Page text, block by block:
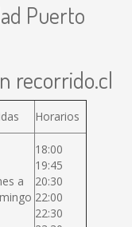
Puerto
recorrido.cl
Horarios
a
18:00
19:45
20:30
22:00
22:30